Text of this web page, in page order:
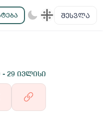
ᲨᲔᲡᲕᲚᲐ
- 29 ივლისი